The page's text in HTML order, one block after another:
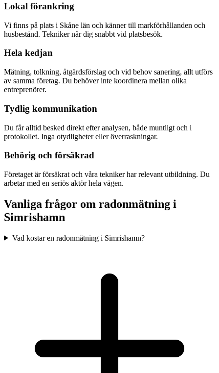
Lokal förankring
Vi finns på plats i Skåne län och känner till markförhållanden och
husbestånd. Tekniker når dig snabbt vid platsbesök.
Hela kedjan
Mätning, tolkning, åtgärdsförslag och vid behov sanering, allt utförs
av samma företag. Du behöver inte koordinera mellan olika
entreprenörer.
Tydlig kommunikation
Du får alltid besked direkt efter analysen, både muntligt och i
protokollet. Inga otydligheter eller överraskningar.
Behörig och försäkrad
Företaget är försäkrat och våra tekniker har relevant utbildning. Du
arbetar med en seriös aktör hela vägen.
Vanliga frågor om radonmätning i
Simrishamn
Vad kostar en radonmätning i Simrishamn?